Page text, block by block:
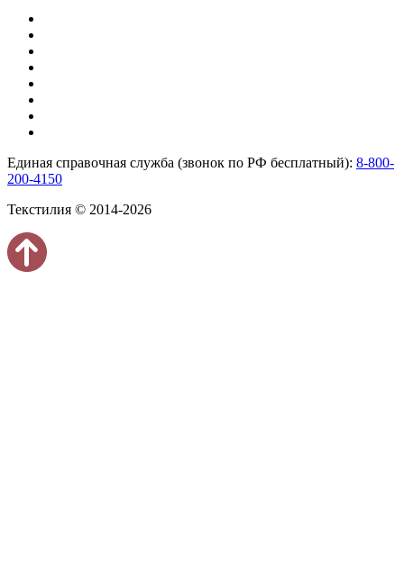
Единая справочная служба (звонок по РФ бесплатный): 8-800-
200-4150
Текстилия © 2014-2026